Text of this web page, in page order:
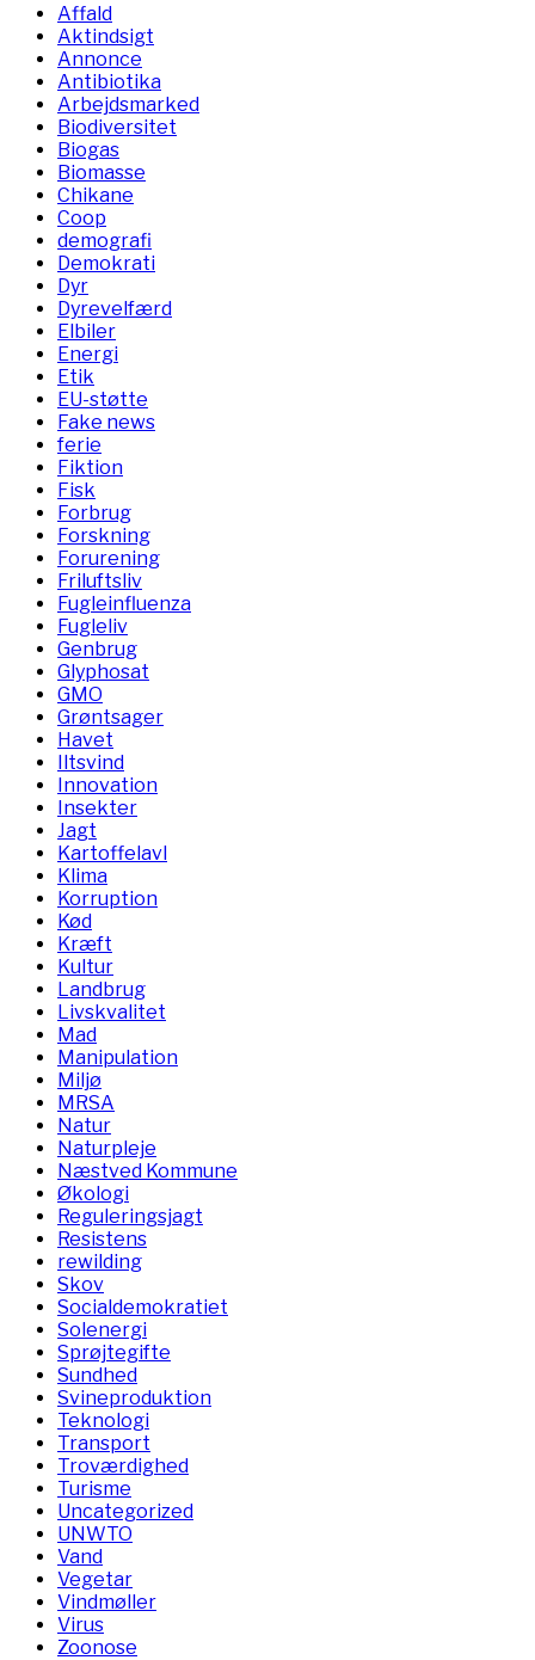
Affald
Aktindsigt
Annonce
Antibiotika
Arbejdsmarked
Biodiversitet
Biogas
Biomasse
Chikane
Coop
demografi
Demokrati
Dyr
Dyrevelfærd
Elbiler
Energi
Etik
EU-støtte
Fake news
ferie
Fiktion
Fisk
Forbrug
Forskning
Forurening
Friluftsliv
Fugleinfluenza
Fugleliv
Genbrug
Glyphosat
GMO
Grøntsager
Havet
Iltsvind
Innovation
Insekter
Jagt
Kartoffelavl
Klima
Korruption
Kød
Kræft
Kultur
Landbrug
Livskvalitet
Mad
Manipulation
Miljø
MRSA
Natur
Naturpleje
Næstved Kommune
Økologi
Reguleringsjagt
Resistens
rewilding
Skov
Socialdemokratiet
Solenergi
Sprøjtegifte
Sundhed
Svineproduktion
Teknologi
Transport
Troværdighed
Turisme
Uncategorized
UNWTO
Vand
Vegetar
Vindmøller
Virus
Zoonose